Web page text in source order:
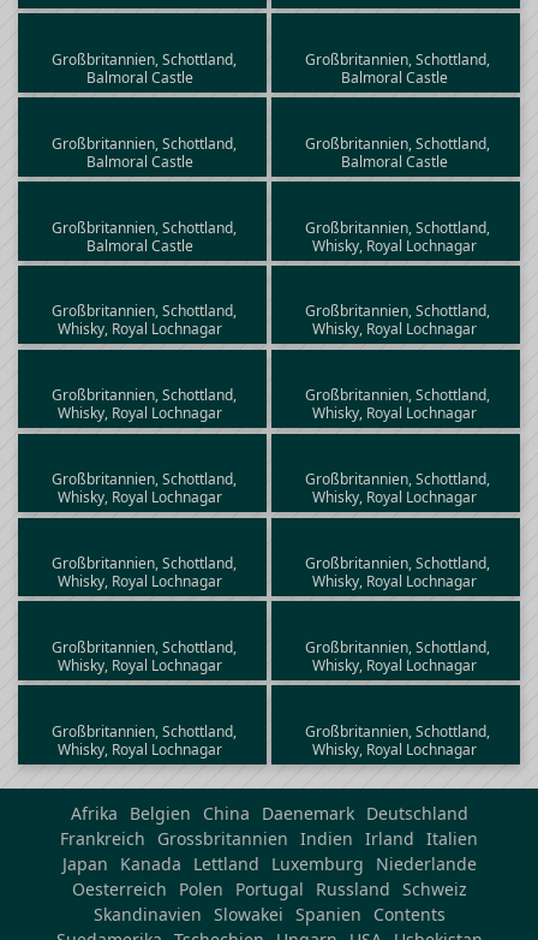
Großbritannien, Schottland,
Balmoral Castle
Großbritannien, Schottland,
Balmoral Castle
Großbritannien, Schottland,
Balmoral Castle
Großbritannien, Schottland,
Balmoral Castle
Großbritannien, Schottland,
Balmoral Castle
Großbritannien, Schottland,
Whisky, Royal Lochnagar
Großbritannien, Schottland,
Whisky, Royal Lochnagar
Großbritannien, Schottland,
Whisky, Royal Lochnagar
Großbritannien, Schottland,
Whisky, Royal Lochnagar
Großbritannien, Schottland,
Whisky, Royal Lochnagar
Großbritannien, Schottland,
Whisky, Royal Lochnagar
Großbritannien, Schottland,
Whisky, Royal Lochnagar
Großbritannien, Schottland,
Whisky, Royal Lochnagar
Großbritannien, Schottland,
Whisky, Royal Lochnagar
Großbritannien, Schottland,
Whisky, Royal Lochnagar
Großbritannien, Schottland,
Whisky, Royal Lochnagar
Großbritannien, Schottland,
Whisky, Royal Lochnagar
Großbritannien, Schottland,
Whisky, Royal Lochnagar
Afrika Belgien China Daenemark
Deutschland
Frankreich
Grossbritannien Indien Irland Italien
Japan
Kanada Lettland Luxemburg
Niederlande
Oesterreich
Polen Portugal Russland Schweiz
Skandinavien Slowakei Spanien
Contents